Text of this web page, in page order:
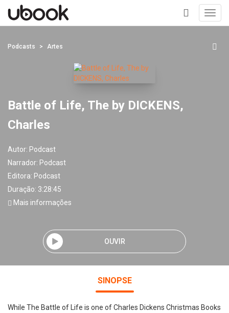
+
Podcasts Artes
Battle of Life, The by DICKENS,
Charles
Autor: Podcast
Narrador: Podcast
Editora: Podcast
Duração: 3:28:45
Mais informações
OUVIR
SINOPSE
While The Battle of Life is one of Charles Dickens Christmas Books